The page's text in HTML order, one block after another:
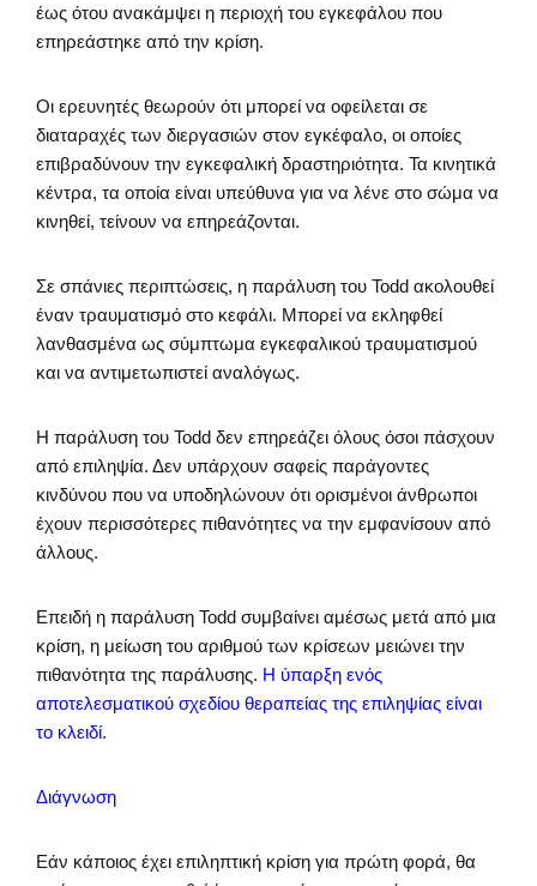
έως ότου ανακάμψει η περιοχή του εγκεφάλου που
επηρεάστηκε από την κρίση.
Οι ερευνητές θεωρούν ότι μπορεί να οφείλεται σε
διαταραχές των διεργασιών στον εγκέφαλο, οι οποίες
επιβραδύνουν την εγκεφαλική δραστηριότητα. Τα κινητικά
κέντρα, τα οποία είναι υπεύθυνα για να λένε στο σώμα να
κινηθεί, τείνουν να επηρεάζονται.
Σε σπάνιες περιπτώσεις, η παράλυση του Todd ακολουθεί
έναν τραυματισμό στο κεφάλι. Μπορεί να εκληφθεί
λανθασμένα ως σύμπτωμα εγκεφαλικού τραυματισμού
και να αντιμετωπιστεί αναλόγως.
Η παράλυση του Todd δεν επηρεάζει όλους όσοι πάσχουν
από επιληψία. Δεν υπάρχουν σαφείς παράγοντες
κινδύνου που να υποδηλώνουν ότι ορισμένοι άνθρωποι
έχουν περισσότερες πιθανότητες να την εμφανίσουν από
άλλους.
Επειδή η παράλυση Todd συμβαίνει αμέσως μετά από μια
κρίση, η μείωση του αριθμού των κρίσεων μειώνει την
πιθανότητα της παράλυσης. Η ύπαρξη ενός
αποτελεσματικού σχεδίου θεραπείας της επιληψίας είναι
το κλειδί.
Διάγνωση
Εάν κάποιος έχει επιληπτική κρίση για πρώτη φορά, θα